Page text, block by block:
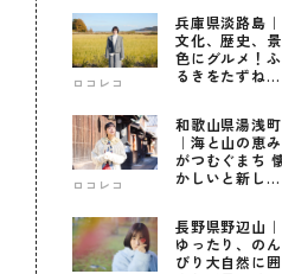
ロコレコ
兵庫県淡路島｜
文化、歴史、景
色にグルメ！ふ
るきをたずねて
ロコレコ
和歌山県湯浅町
｜海と山の恵み
がつむぐまち 懐
かしいと新しい
長野県野辺山｜
ゆったり、のん
びり大自然に囲